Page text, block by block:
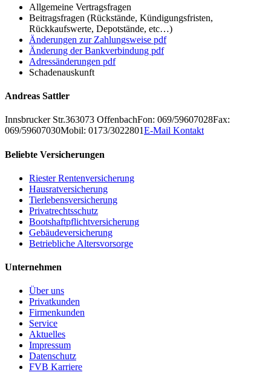
Allgemeine Vertragsfragen
Beitragsfragen (Rückstände, Kündigungsfristen,
Rückkaufswerte, Depotstände, etc…)
Änderungen zur Zahlungsweise pdf
Änderung der Bankverbindung pdf
Adressänderungen pdf
Schadenauskunft
Andreas Sattler
Innsbrucker Str.363073 OffenbachFon: 069/59607028Fax:
069/59607030Mobil: 0173/3022801E-Mail Kontakt
Beliebte Versicherungen
Riester Rentenversicherung
Hausratversicherung
Tierlebensversicherung
Privatrechtsschutz
Bootshaftpflichtversicherung
Gebäudeversicherung
Betriebliche Altersvorsorge
Unternehmen
Über uns
Privatkunden
Firmenkunden
Service
Aktuelles
Impressum
Datenschutz
FVB Karriere